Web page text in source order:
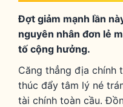
Đợt giảm mạnh lần
nguyên nhân đơn lẻ
tố cộng hưởng.
Căng thẳng địa chính
thúc đẩy tâm lý né
tài chính toàn cầu.